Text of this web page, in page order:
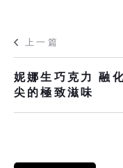
上一篇
妮娜生巧克力 融
尖的極致滋味